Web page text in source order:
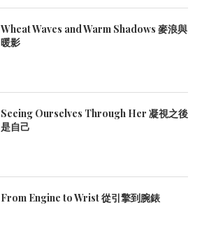
Wheat Waves and Warm Shadows 麥浪與
暖影
Seeing Ourselves Through Her 凝視之後
是自己
From Engine to Wrist 從引擎到腕錶